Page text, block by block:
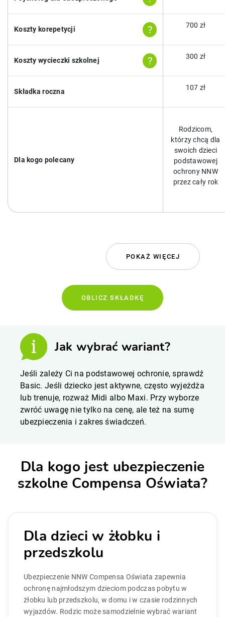
Koszty korepetycji ? 700 zł
Koszty wycieczki szkolnej ? 300 zł
Składka roczna 107 zł
Dla kogo polecany
Rodzicom,
którzy chcą dla
swoich dzieci
podstawowej
ochrony NNW
przez cały rok
POKAŻ WIĘCEJ
OBLICZ SKŁADKĘ
Jak wybrać wariant?
Jeśli zależy Ci na podstawowej ochronie, sprawdź
Basic. Jeśli dziecko jest aktywne, często wyjeżdża
lub trenuje, rozważ Midi albo Maxi. Przy wyborze
zwróć uwagę nie tylko na cenę, ale też na sumę
ubezpieczenia i zakres świadczeń.
Dla kogo jest ubezpieczenie
szkolne Compensa Oświata?
Dla dzieci w żłobku i
przedszkolu
Ubezpieczenie NNW Compensa Oświata zapewnia
ochronę najmłodszym dzieciom podczas pobytu w
żłobku lub przedszkolu, w domu i w czasie rodzinnych
wyjazdów. Rodzic może samodzielnie wybrać wariant